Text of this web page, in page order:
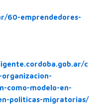
60-emprendedores-
c
como-modelo-en-
politicas-migratorias/